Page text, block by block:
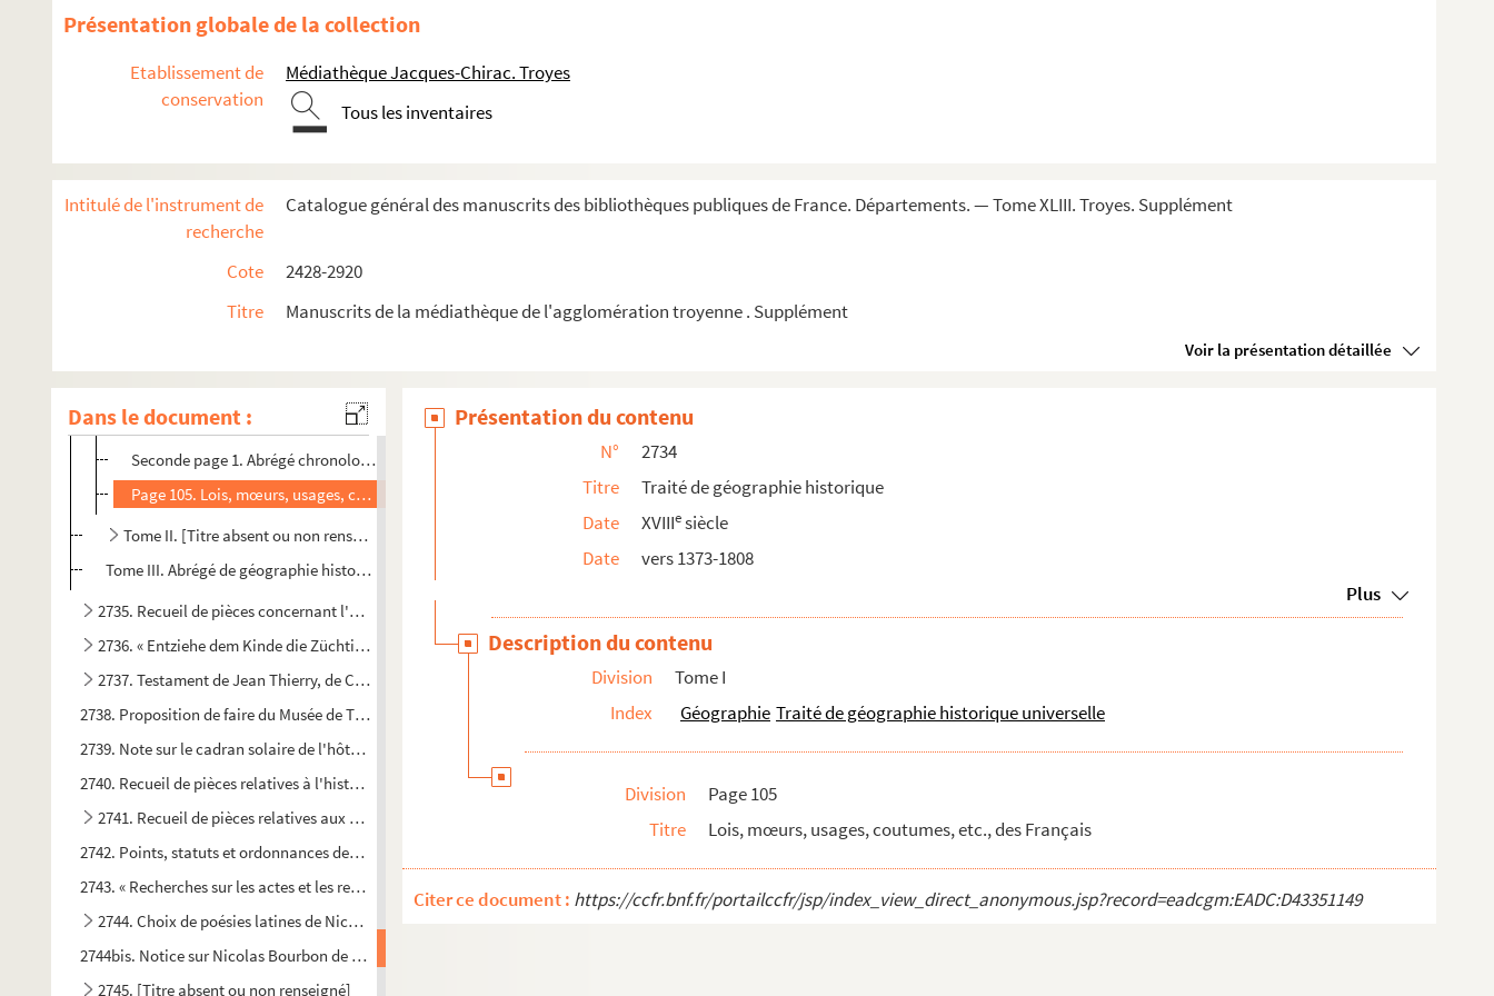
Présentation globale de la collection
Etablissement de
conservation
Médiathèque Jacques-Chirac. Troyes
Tous les inventaires
Intitulé de l'instrument de
recherche
Catalogue général des manuscrits des bibliothèques publiques de France. Départements. — Tome XLIII. Troyes. Supplément
Cote
2428-2920
Titre
Manuscrits de la médiathèque de l'agglomération troyenne . Supplément
Voir la présentation détaillée
Dans le document :
2725. Recueil de plans : « Extrait du plan terrier de Saint-Mesmin »
2726. « Tiltres et enseignemens concernant ung gangnaige apartenant à Michel de Fulligneiz, dict de Fay, e...
2727. Recueil de morceaux de musique religieuse, à une ou plusieurs voix, en parties séparées, par l'abbé ...
2728. « Relevé des naissances, mariages, morts, etc., des artistes ou ouvriers de Troyes, depuis la fin du...
2729. Recueil de pièces concernant l'histoire de Troyes et de la Champagne méridionale
2730. Mélanges et extraits littéraires
2731. A Corinthe, comédie-idylle en deux actes et quatre tableaux, par Alphonse Baudouin
2732. L'agneau d'Émilie, nouvelle, par Alphonse Baudouin
2733. Recueil de huit actes originaux, relatifs à Troyes et aux environs (1374-1781)
Tome I. [Titre absent ou non renseigné]
Page 1. Géographie de la France
Seconde page 1. Abrégé chronologique de l'histoire de France
Page 105. Lois, mœurs, usages, coutumes, etc., des Français
Tome II. [Titre absent ou non renseigné]
Tome III. Abrégé de géographie historique
2735. Recueil de pièces concernant l'abbaye de Saint-Loup de Troyes et ses dépendances
2736. « Entziehe dem Kinde die Züchtigung nicht », par P. Pfeiffer
2737. Testament de Jean Thierry, de Château-Thierry, « marchand négociant sur mer ». Corfou, 10 février 16...
2738. Proposition de faire du Musée de Troyes un établissement municipal, par Alexandre Payn, maire de Tro...
2739. Note sur le cadran solaire de l'hôtel-de-ville de Troyes, par Charles Delaunay, membre de l'Institut
2740. Recueil de pièces relatives à l'histoire de la Réforme et de la Ligue à Troyes
2741. Recueil de pièces relatives aux États généraux, de 1300 à 1789
2742. Points, statuts et ordonnances des arts et métiers de la ville de Troyes, depuis 1317 jusqu'en 1510,...
2743. « Recherches sur les actes et les registres de l'état-civil dans l'arrondissement de Troyes, suivies...
2744. Choix de poésies latines de Nicolas Bourbon de Vendeuvre, avec traduction française, par J.-A. Jaquo...
2744bis. Notice sur Nicolas Bourbon de Vendeuvre, par J.-A. Jaquot
2745. [Titre absent ou non renseigné]
Présentation du contenu
N°
2734
Titre
Traité de géographie historique
Date
XVIIIesiècle
Date
vers 1373-1808
Plus
Description du contenu
Division
Tome I
Index
Géographie Traité de géographie historique universelle
Division
Page 105
Titre
Lois, mœurs, usages, coutumes, etc., des Français
Citer ce document : https://ccfr.bnf.fr/portailccfr/jsp/index_view_direct_anonymous.jsp?record=eadcgm:EADC:D43351149